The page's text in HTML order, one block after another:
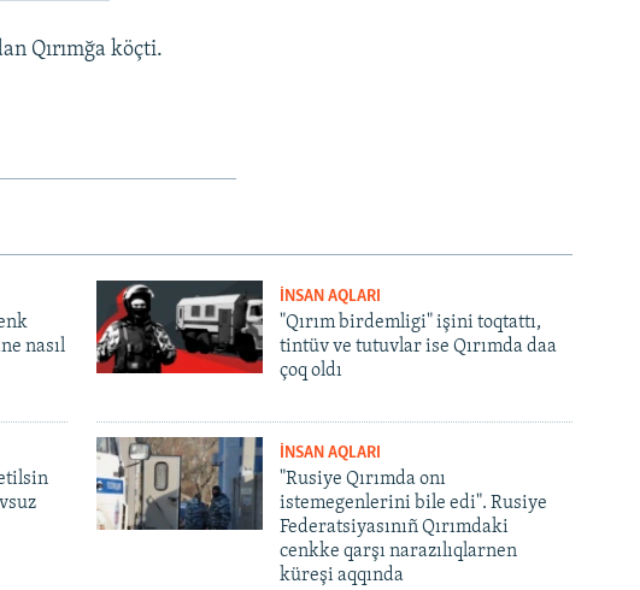
Qırımğa köçti.
nasıl
İNSAN AQLARI
"Qırım birdemligi" işini toqtattı,
tintüv ve tutuvlar ise Qırımda daa
çoq oldı
İNSAN AQLARI
"Rusiye Qırımda onı
istemegenlerini bile edi". Rusiye
Federatsiyasınıñ Qırımdaki
cenkke qarşı narazılıqlarnen
küreşi aqqında